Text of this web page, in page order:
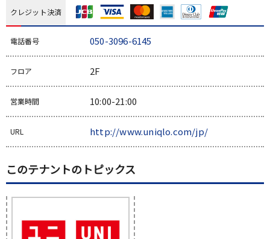
クレジット決済
電話番号 050-3096-6145
フロア 2F
営業時間 10:00-21:00
URL http://www.uniqlo.com/jp/
このテナントのトピックス